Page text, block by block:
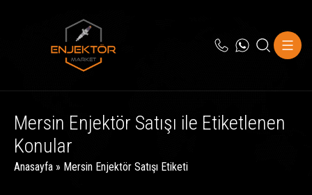
Mersin Enjektör Satışı ile Etiketlenen
Konular
Anasayfa » Mersin Enjektör Satışı Etiketi